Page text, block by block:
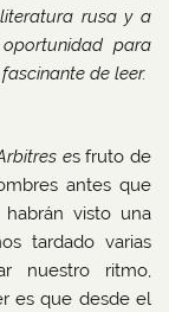
rusa y a
para
de leer.
es fruto de
antes que
habrán visto una
tardado varias
nuestro ritmo,
es que desde el